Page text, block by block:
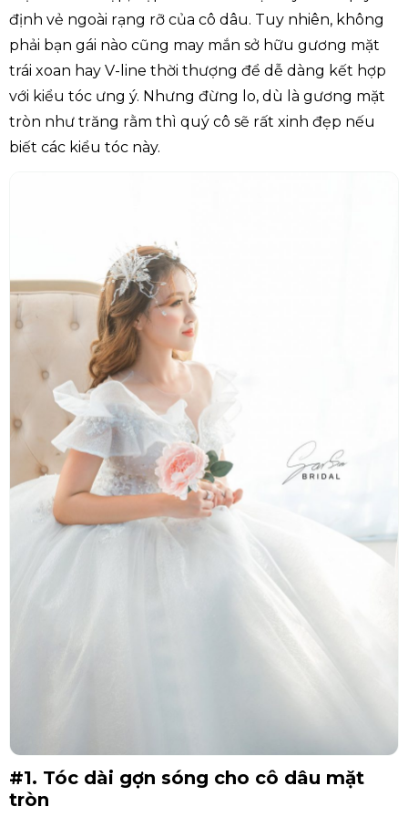
định vẻ ngoài rạng rỡ của cô dâu. Tuy nhiên, không
phải bạn gái nào cũng may mắn sở hữu gương mặt
trái xoan hay V-line thời thượng để dễ dàng kết hợp
với kiểu tóc ưng ý. Nhưng đừng lo, dù là gương mặt
tròn như trăng rằm thì quý cô sẽ rất xinh đẹp nếu
biết các kiểu tóc này.
#1. Tóc dài gợn sóng cho cô dâu mặt
tròn